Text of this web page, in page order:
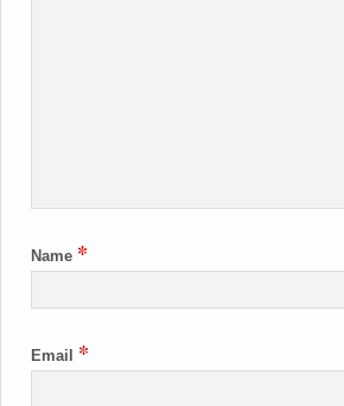
Name *
Email *